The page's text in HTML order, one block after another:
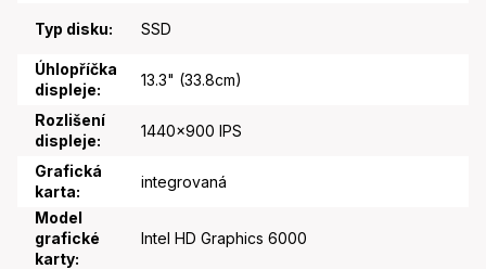
Typ disku: SSD
Úhlopříčka
displeje:
13.3" (33.8cm)
Rozlišení
displeje:
1440x900 IPS
Grafická
karta:
integrovaná
Model
grafické
karty:
Intel HD Graphics 6000